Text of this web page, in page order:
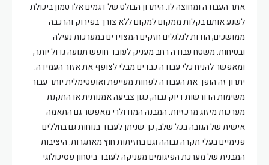
אתר העבודה ומחוצה לו. היתרון הבולט של דגמים אלו טמון ביכולת
לשנע אותם בקלות ממקום למקום ללא צורך בפירוק והרכבה
ממושכים, הודות לגלגלים חזקים המצוידים במערכות נעילה
ובטיחות. משטח עבודה רחב מעניק לעובד חופש תנועה גדול יותר,
ומאפשר להניח כלי עבודה כבדים מבלי לצופף את אזור העמידה.
יתרון זה הופך את העבודה לפחות מעייפת ואופטימלית יותר עבור
משימות הדורשות דיוק גבוה, כגון צביעה אמנותית או התקנת
מערכות מיזוג מרכזיות. המבנה המודולרי מאפשר גם התאמה
אישית של הגובה בכל שלב, כך שניתן לעבוד בנוחות גם בחללים
פנימיים בעלי תקרה גבוהה וגם בחזיתות חוץ מאתגרות. היציבות
המבנית של מערכת הפיגומים מעניקה לעובד ביטחון פסיכולוגי